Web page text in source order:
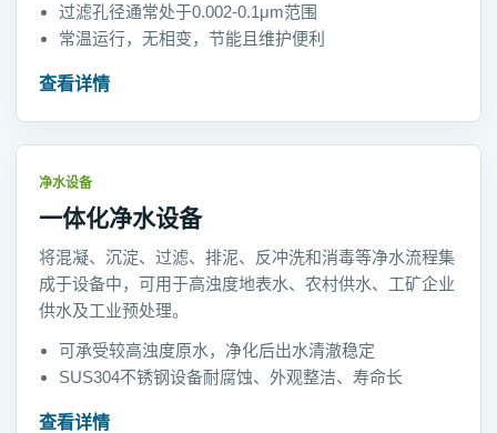
过滤孔径通常处于0.002-0.1μm范围
常温运行，无相变，节能且维护便利
查看详情
净水设备
一体化净水设备
将混凝、沉淀、过滤、排泥、反冲洗和消毒等净水流程集
成于设备中，可用于高浊度地表水、农村供水、工矿企业
供水及工业预处理。
可承受较高浊度原水，净化后出水清澈稳定
SUS304不锈钢设备耐腐蚀、外观整洁、寿命长
查看详情